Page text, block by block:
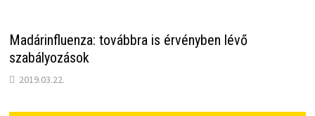
Madárinfluenza: továbbra is érvényben lévő
szabályozások
2019.03.22.